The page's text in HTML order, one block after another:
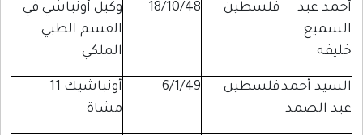
أحمد عبد
السميع
خليفه
فلسطين 18/10/48
وكيل أونباشي في
القسم الطبي
الملكي
السيد أحمد
عبد الصمد
فلسطين 6/1/49
أونباشيك 11
مشاة